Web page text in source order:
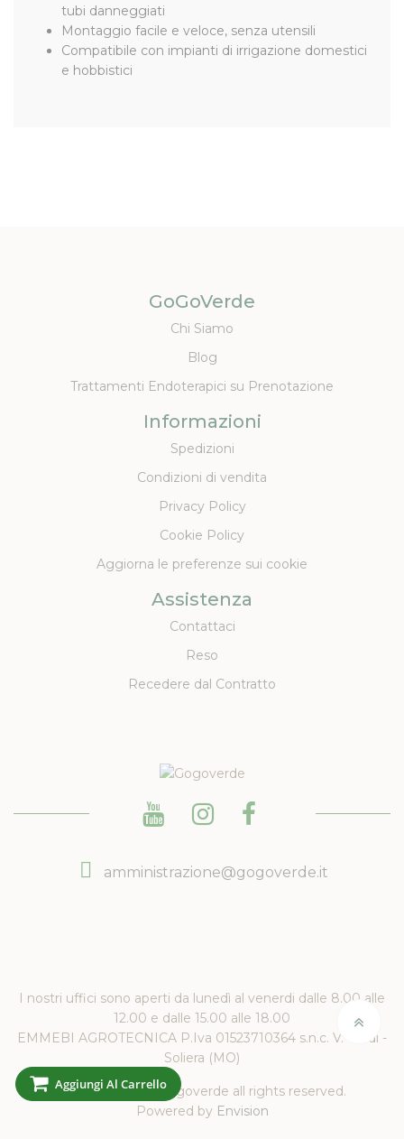
Aggiungi Al Carrello
tubi danneggiati
Montaggio facile e veloce, senza utensili
Compatibile con impianti di irrigazione domestici
e hobbistici
GoGoVerde
Chi Siamo
Blog
Trattamenti Endoterapici su Prenotazione
Informazioni
Spedizioni
Condizioni di vendita
Privacy Policy
Cookie Policy
Aggiorna le preferenze sui cookie
Assistenza
Contattaci
Reso
Recedere dal Contratto
amministrazione@gogoverde.it
I nostri uffici sono aperti da lunedì al venerdi dalle 8.00 alle
12.00 e dalle 15.00 alle 18.00
EMMEBI AGROTECNICA P.Iva 01523710364 s.n.c. V. Verdi -
Soliera (MO)
Copyright 2019 Gogoverde all rights reserved.
Powered by Envision